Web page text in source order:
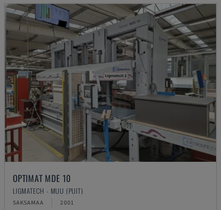
OPTIMAT MDE 10
LIGMATECH - MUU (PUIT)
SAKSAMAA 2001